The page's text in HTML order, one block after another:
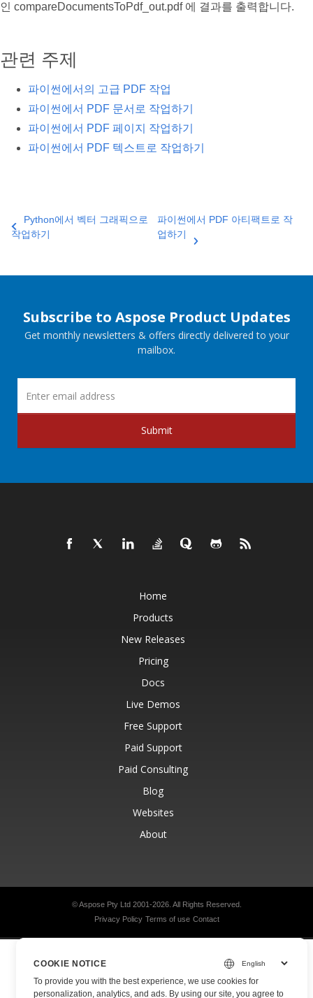
인 compareDocumentsToPdf_out.pdf 에 결과를 출력합니다.
관련 주제
파이썬에서의 고급 PDF 작업
파이썬에서 PDF 문서로 작업하기
파이썬에서 PDF 페이지 작업하기
파이썬에서 PDF 텍스트로 작업하기
Python에서 벡터 그래픽으로
작업하기
파이썬에서 PDF 아티팩트로 작
업하기
Subscribe to Aspose Product Updates
Get monthly newsletters & offers directly delivered to your
mailbox.
Submit
Home
Products
New Releases
Pricing
Docs
Live Demos
Free Support
Paid Support
Paid Consulting
Blog
Websites
About
© Aspose Pty Ltd 2001-2026. All Rights Reserved.
Privacy Policy Terms of use Contact
COOKIE NOTICE
To provide you with the best experience, we use cookies for
personalization, analytics, and ads. By using our site, you agree to